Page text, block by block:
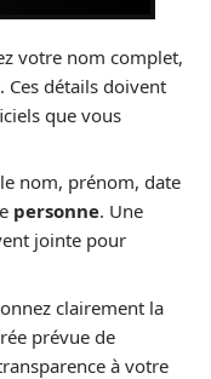
votre nom complet,
Ces détails doivent
que vous
nom, prénom, date
personne. Une
jointe pour
clairement la
prévue de
à votre